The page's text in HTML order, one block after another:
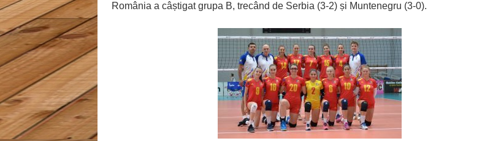
România a câștigat grupa B, trecând de Serbia (3-2) și Muntenegru (3-0).